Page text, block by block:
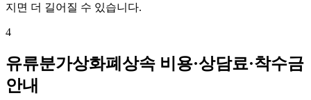
지면 더 길어질 수 있습니다.
4
유류분가상화폐상속 비용·상담료·착수금
안내